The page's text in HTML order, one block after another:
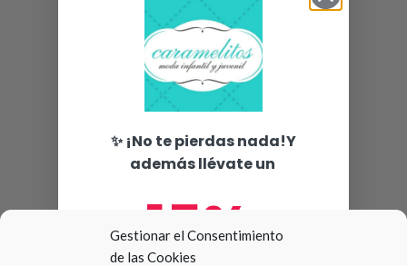
Gestionar el Consentimiento
de las Cookies
✨ ¡No te pierdas nada!Y
además llévate un
15%